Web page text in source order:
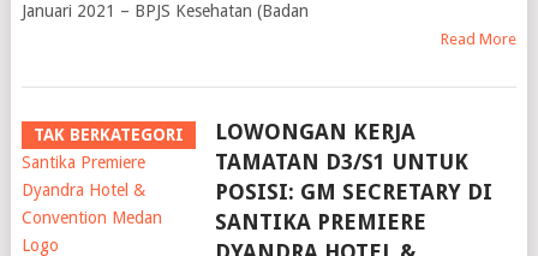
Januari 2021 – BPJS Kesehatan (Badan
Read More
TAK BERKATEGORI
LOWONGAN KERJA
TAMATAN D3/S1 UNTUK
POSISI: GM SECRETARY DI
SANTIKA PREMIERE